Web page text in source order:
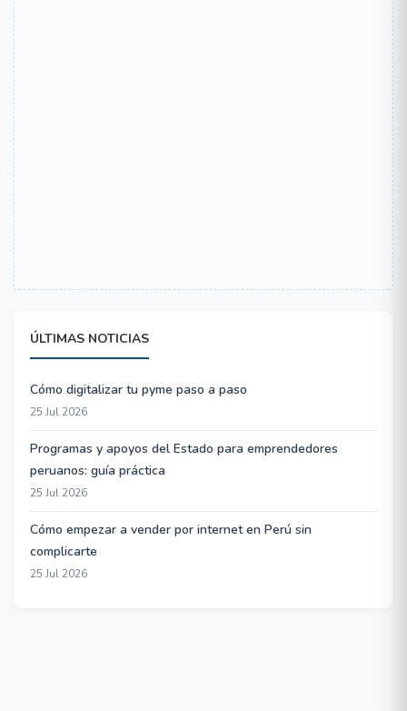
ÚLTIMAS NOTICIAS
Cómo digitalizar tu pyme paso a paso
25 Jul 2026
Programas y apoyos del Estado para emprendedores
peruanos: guía práctica
25 Jul 2026
Cómo empezar a vender por internet en Perú sin
complicarte
25 Jul 2026